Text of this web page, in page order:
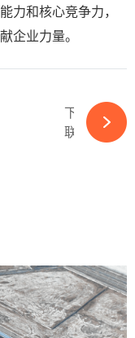
力和核心竞争力，
业力量。
下一篇
联盛新能源宣布完成C轮融资-365wm完美体育官网